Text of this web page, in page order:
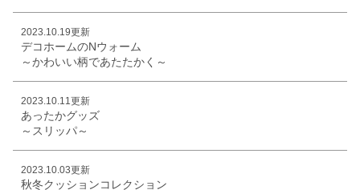
2023.10.19更新
デコホームのNウォーム
～かわいい柄であたたかく～
2023.10.11更新
あったかグッズ
～スリッパ～
2023.10.03更新
秋冬クッションコレクション